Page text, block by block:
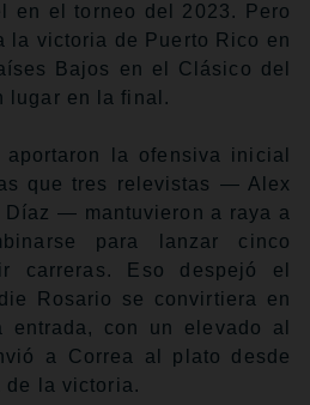
en el torneo del 2023. Pero
la victoria de Puerto Rico en
Bajos en el Clásico del
lugar en la final.
la ofensiva inicial
que tres relevistas — Alex
— mantuvieron a raya a
para lanzar cinco
carreras. Eso despejó el
Rosario se convirtiera en
con un elevado al
a Correa al plato desde
de la victoria.